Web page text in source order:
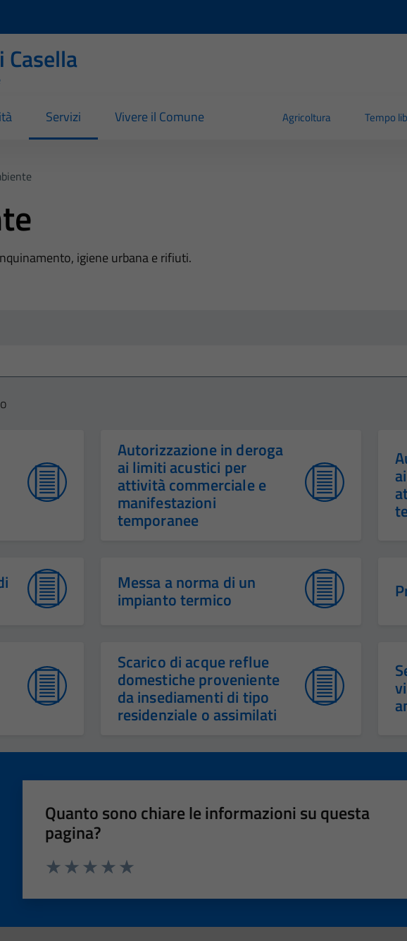
Casella
Servizi Vivere il Comune Agricoltura Tempo
igiene urbana e rifiuti.
Autorizzazione in deroga
ai limiti acustici per
attività commerciale e
manifestazioni
temporanee
Messa a norma di un
impianto termico
Scarico di acque reflue
domestiche proveniente
da insediamenti di tipo
residenziale o assimilati
Quanto sono chiare le informazioni su questa
pagina?